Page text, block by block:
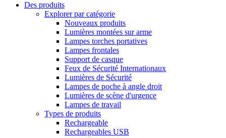
Des produits
Explorer par catégorie
Nouveaux produits
Lumières montées sur arme
Lampes torches portatives
Lampes frontales
Support de casque
Feux de Sécurité Internationaux
Lumières de Sécurité
Lampes de poche à angle droit
Lumières de scène d'urgence
Lampes de travail
Types de produits
Rechargeable
Rechargeables USB